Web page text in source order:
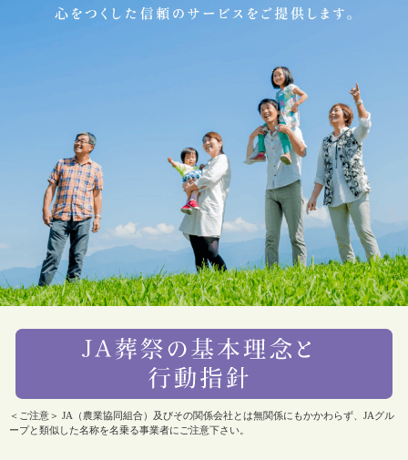
＜ご注意＞ JA（農業協同組合）及びその関係会社とは無関係にもかかわらず、JAグル
ープと類似した名称を名乗る事業者にご注意下さい。